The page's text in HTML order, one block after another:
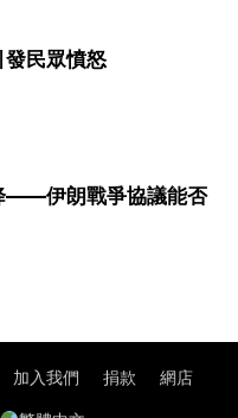
民眾憤怒
——伊朗戰爭協議能否
加入我們 捐款 網店